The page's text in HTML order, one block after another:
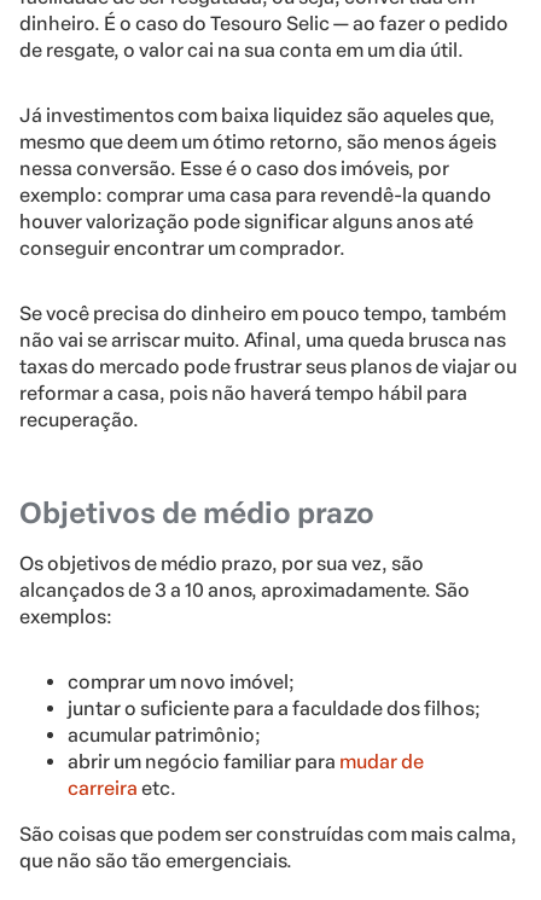
dinheiro. É o caso do Tesouro Selic — ao fazer o pedido
de resgate, o valor cai na sua conta em um dia útil.
Já investimentos com baixa liquidez são aqueles que,
mesmo que deem um ótimo retorno, são menos ágeis
nessa conversão. Esse é o caso dos imóveis, por
exemplo: comprar uma casa para revendê-la quando
houver valorização pode significar alguns anos até
conseguir encontrar um comprador.
Se você precisa do dinheiro em pouco tempo, também
não vai se arriscar muito. Afinal, uma queda brusca nas
taxas do mercado pode frustrar seus planos de viajar ou
reformar a casa, pois não haverá tempo hábil para
recuperação.
Objetivos de médio prazo
Os objetivos de médio prazo, por sua vez, são
alcançados de 3 a 10 anos, aproximadamente. São
exemplos:
comprar um novo imóvel;
juntar o suficiente para a faculdade dos filhos;
acumular patrimônio;
abrir um negócio familiar para mudar de
carreira etc.
São coisas que podem ser construídas com mais calma,
que não são tão emergenciais.